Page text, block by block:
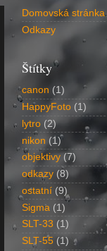
Domovská stránka
Odkazy
Štítky
canon (1)
HappyFoto (1)
lytro (2)
nikon (1)
objektivy (7)
odkazy (8)
ostatní (9)
Sigma (1)
SLT-33 (1)
SLT-55 (1)